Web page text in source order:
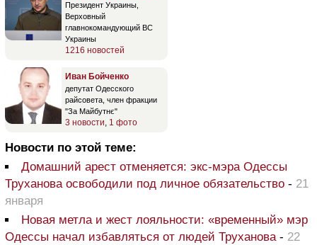
Президент Украины,
Верховный
главнокомандующий ВС
Украины
1216 новостей
Иван Бойченко
депутат Одесского
райсовета, член фракции
"За Майбутнє"
3 новости, 1 фото
Новости по этой теме:
Домашний арест отменяется: экс-мэра Одессы
Труханова освободили под личное обязательство - 21
января
Новая метла и жест лояльности: «временный» мэр
Одессы начал избавляться от людей Труханова- 22